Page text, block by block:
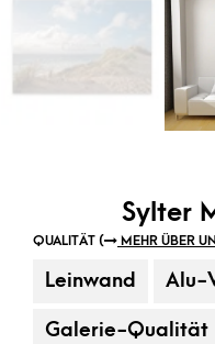
Sylter
QUALITÄT ( MEHR ÜBER
Leinwand Alu-
Galerie-Qualität